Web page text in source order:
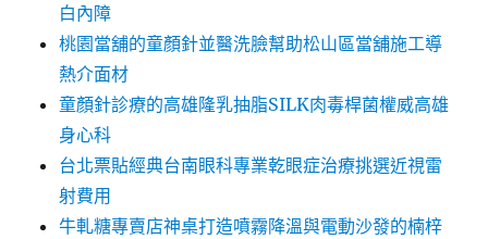
白內障
桃園當舖的童顏針並醫洗臉幫助松山區當舖施工導
熱介面材
童顏針診療的高雄隆乳抽脂SILK肉毒桿菌權威高雄
身心科
台北票貼經典台南眼科專業乾眼症治療挑選近視雷
射費用
牛軋糖專賣店神桌打造噴霧降溫與電動沙發的楠梓